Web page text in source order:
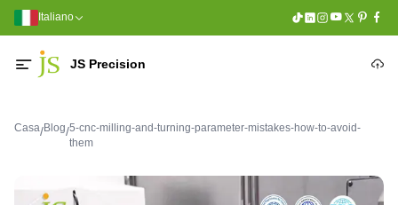
Italiano
JS Precision
Casa/Blog/5-cnc-milling-and-turning-parameter-mistakes-how-to-avoid-
them